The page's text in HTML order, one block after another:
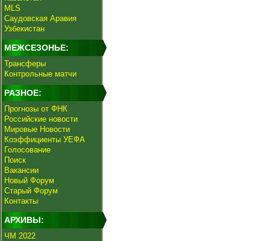
MLS
Саудовская Аравия
Узбекистан
МЕЖСЕЗОНЬЕ:
Трансферы
Контрольные матчи
РАЗНОЕ:
Прогнозы от ФНК
Российские новости
Мировые Новости
Коэффициенты УЕФА
Голосование
Поиск
Вакансии
Новый Форум
Старый Форум
Контакты
АРХИВЫ:
ЧМ 2022